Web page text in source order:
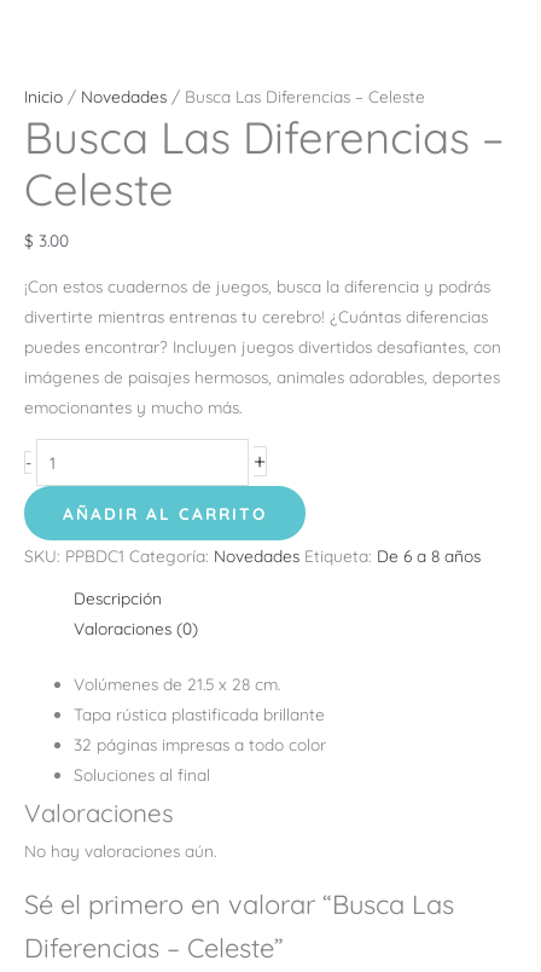
Inicio / Novedades / Busca Las Diferencias – Celeste
Busca Las Diferencias –
Celeste
$ 3.00
¡Con estos cuadernos de juegos, busca la diferencia y podrás
divertirte mientras entrenas tu cerebro! ¿Cuántas diferencias
puedes encontrar? Incluyen juegos divertidos desafiantes, con
imágenes de paisajes hermosos, animales adorables, deportes
emocionantes y mucho más.
- +
AÑADIR AL CARRITO
SKU: PPBDC1 Categoría: Novedades Etiqueta: De 6 a 8 años
Descripción
Valoraciones (0)
Volúmenes de 21.5 x 28 cm.
Tapa rústica plastificada brillante
32 páginas impresas a todo color
Soluciones al final
Valoraciones
No hay valoraciones aún.
Sé el primero en valorar “Busca Las
Diferencias – Celeste”